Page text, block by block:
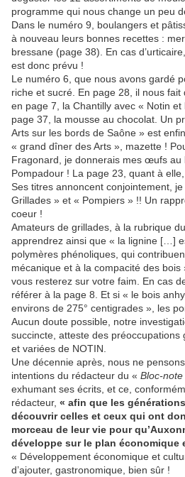
programme qui nous change un peu
Dans le numéro 9, boulangers et
à nouveau leurs bonnes recettes :
bressane (page 38). En cas
est donc prévu !
Le numéro 6, que nous avons gardé
riche et sucré. En page 28, il nous fait
en page 7, la Chantilly avec « Notin
page 37, la mousse au chocolat. Un
Arts sur les bords de Saône » est
« grand dîner des Arts », mazette !
Fragonard, je donnerais mes œufs au
Pompadour ! La page 23, quant à
Ses titres annoncent conjointement,
Grillades » et « Pompiers » !! Un
coeur !
Amateurs de grillades, à la rubrique
apprendrez ainsi que « la lignine […]
polymères phénoliques, qui
mécanique et à la compacité des bois
vous resterez sur votre faim. En cas
référer à la page 8. Et si « le bois
environs de 275° centigrades », les
Aucun doute possible, notre
succincte, atteste des préoccupations
et variées de NOTIN.
Une décennie après, nous ne
intentions du rédacteur du « Bloc-
exhumant ses écrits, et ce,
rédacteur, « afin que les
découvrir celles et ceux qui ont
morceau de leur vie pour
développe sur le plan économique
« Développement économique et
d’ajouter, gastronomique, bien sûr !